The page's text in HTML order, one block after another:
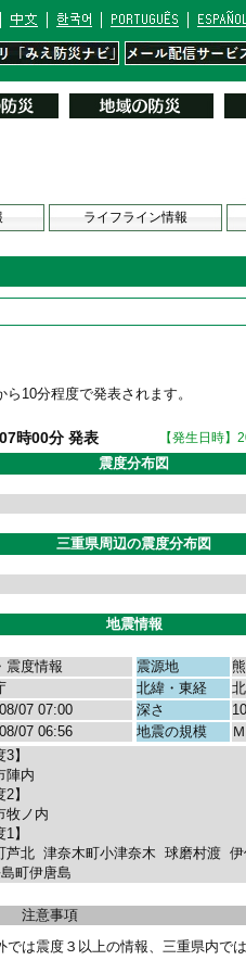
ライフライン情報
10分程度で発表されます。
時00分 発表 【発生日時
震度分布図
三重県周辺の震度分布図
地震情報
震度情報
07 07:00
07 06:56
震源地
北緯・東経
深さ
地震の規模
3】
陣内
2】
牧ノ内
1】
芦北 津奈木町小津奈木 球磨村渡
町伊唐島
注意事項
は震度３以上の情報、三重県内で